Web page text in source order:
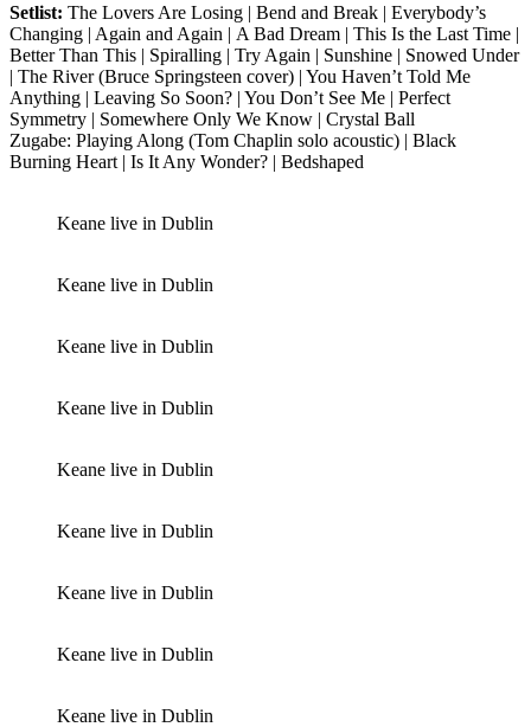
Setlist: The Lovers Are Losing | Bend and Break | Everybody’s
Changing | Again and Again | A Bad Dream | This Is the Last Time |
Better Than This | Spiralling | Try Again | Sunshine | Snowed Under
| The River (Bruce Springsteen cover) | You Haven’t Told Me
Anything | Leaving So Soon? | You Don’t See Me | Perfect
Symmetry | Somewhere Only We Know | Crystal Ball
Zugabe: Playing Along (Tom Chaplin solo acoustic) | Black
Burning Heart | Is It Any Wonder? | Bedshaped
Keane live in Dublin
Keane live in Dublin
Keane live in Dublin
Keane live in Dublin
Keane live in Dublin
Keane live in Dublin
Keane live in Dublin
Keane live in Dublin
Keane live in Dublin